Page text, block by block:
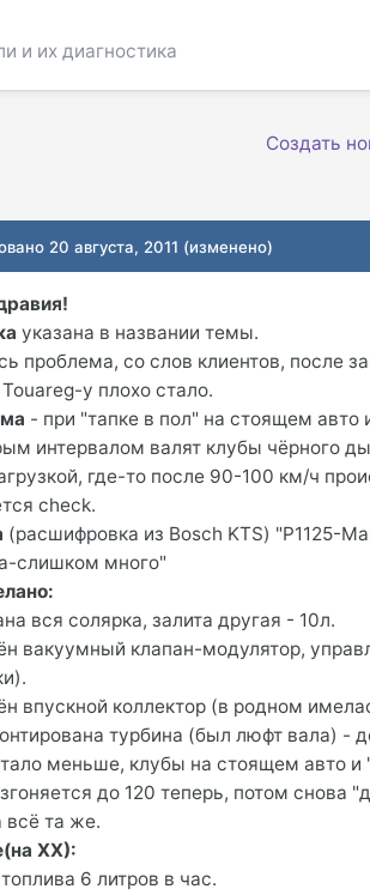
и их диагностика
Создать
20 августа, 2011 (изменено)
указана в названии темы.
проблема, со слов клиентов, после
у плохо стало.
- при "тапке в пол" на стоящем авто
интервалом валят клубы чёрного
где-то после 90-100 км/ч
check.
(расшифровка из Bosch KTS) "P1125-
слишком много"
вся солярка, залита другая - 10л.
вакуумный клапан-модулятор,
впускной коллектор (в родном
турбина (был люфт вала) -
меньше, клубы на стоящем авто и
до 120 теперь, потом снова
та же.
ХХ):
6 литров в час.